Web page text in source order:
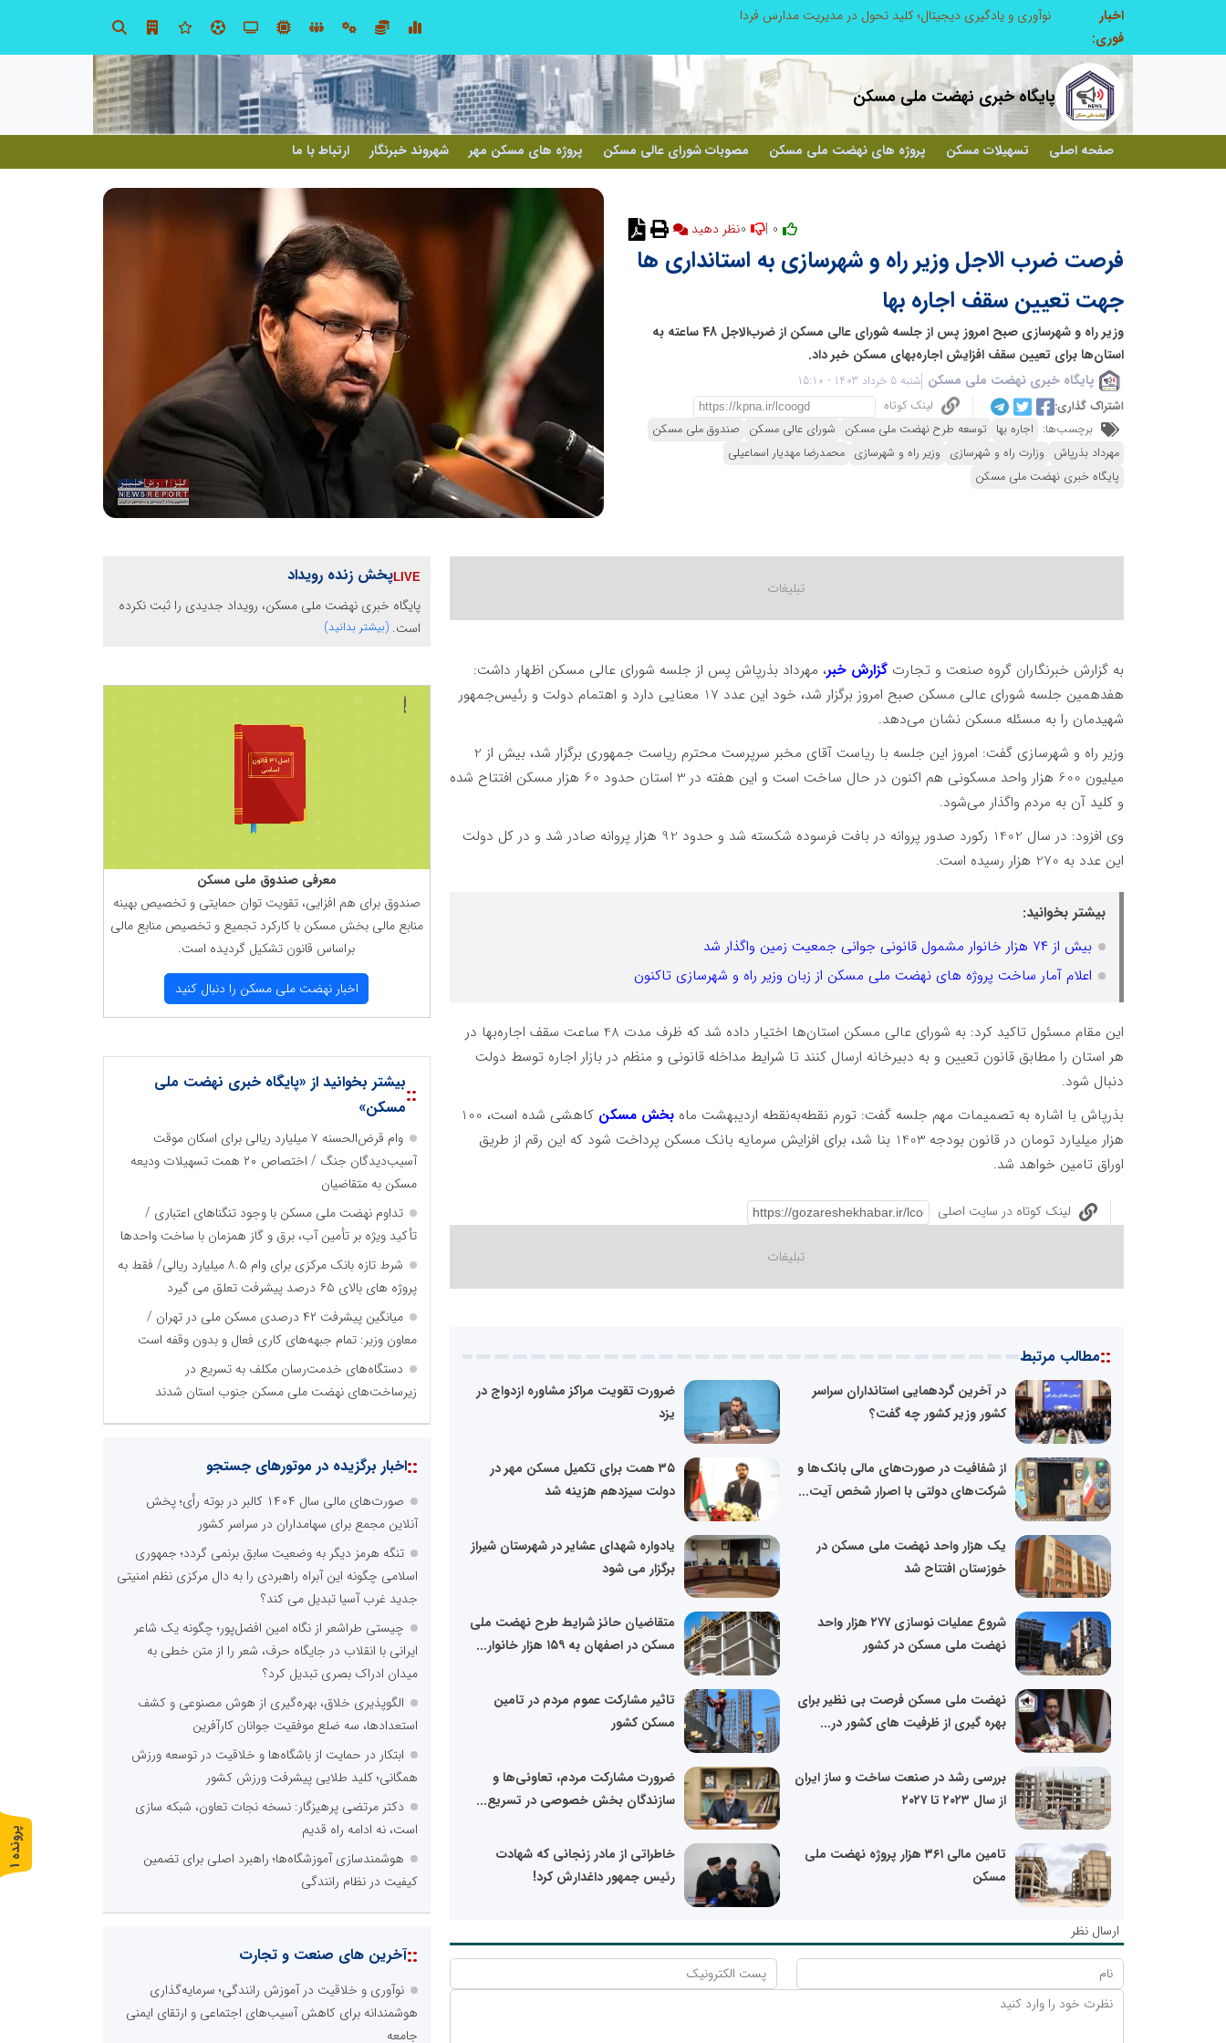
اخبار
فوری:
نوآوری و یادگیری دیجیتال؛ کلید تحول در مدیریت مدارس فردا
پایگاه خبری نهضت ملی مسکن
صفحه اصلی تسهیلات مسکن پروژه های نهضت ملی مسکن مصوبات شورای عالی مسکن پروژه های مسکن مهر شهروند خبرنگار ارتباط با ما
نظر دهید
فرصت ضرب الاجل وزیر راه و شهرسازی به استانداری ها
جهت تعیین سقف اجاره بها
وزیر راه و شهرسازی صبح امروز پس از جلسه شورای عالی مسکن از ضرب‌الاجل 48 ساعته به
استان‌ها برای تعیین سقف افزایش اجاره‌بهای مسکن خبر داد.
پایگاه خبری نهضت ملی مسکن شنبه 5 خرداد 1403 - 15:10
اشتراک گذاری:
لینک کوتاه
برچسب‌ها: اجاره بها توسعه طرح نهضت ملی مسکن شورای عالی مسکن صندوق ملی مسکن
مهرداد بذرپاش وزارت راه و شهرسازی وزیر راه و شهرسازی محمدرضا مهدیار اسماعیلی
پایگاه خبری نهضت ملی مسکن
به گزارش خبرنگاران گروه صنعت و تجارت گزارش خبر، مهرداد بذرپاش پس از جلسه شورای عالی مسکن اظهار داشت:
هفدهمین جلسه شورای عالی مسکن صبح امروز برگزار شد، خود این عدد 17 معنایی دارد و اهتمام دولت و رئیس‌جمهور
شهیدمان را به مسئله مسکن نشان می‌دهد.
وزیر راه و شهرسازی گفت: امروز این جلسه با ریاست آقای مخبر سرپرست محترم ریاست جمهوری برگزار شد، بیش از 2
میلیون 600 هزار واحد مسکونی هم اکنون در حال ساخت است و این هفته در 3 استان حدود 60 هزار مسکن افتتاح شده
و کلید آن به مردم واگذار می‌شود.
وی افزود: در سال 1402 رکورد صدور پروانه در بافت فرسوده شکسته شد و حدود 92 هزار پروانه صادر شد و در کل دولت
این عدد به 270 هزار رسیده است.
بیشتر بخوانید:
بیش از ۷۴ هزار خانوار مشمول قانونی جوانی جمعیت زمین واگذار شد
اعلام آمار ساخت پروژه های نهضت ملی مسکن از زبان وزیر راه و شهرسازی تاکنون
این مقام مسئول تاکید کرد: به شورای عالی مسکن استان‌ها اختیار داده شد که ظرف مدت 48 ساعت سقف اجاره‌بها در
هر استان را مطابق قانون تعیین و به دبیرخانه ارسال کنند تا شرایط مداخله قانونی و منظم در بازار اجاره توسط دولت
دنبال شود.
بذرپاش با اشاره به تصمیمات مهم جلسه گفت: تورم نقطه‌به‌نقطه اردیبهشت ماه بخش مسکن
کاهشی شده است، 100
هزار میلیارد تومان در قانون بودجه 1403 بنا شد، برای افزایش سرمایه بانک مسکن پرداخت شود که این رقم از طریق
اوراق تامین خواهد شد.
لینک کوتاه در سایت اصلی
::مطالب مرتبط
در آخرین گردهمایی استانداران سراسر
کشور وزیر کشور چه گفت؟
ضرورت تقویت مراکز مشاوره ازدواج در
یزد
از شفافیت در صورت‌های مالی بانک‌ها و
شرکت‌های دولتی با اصرار شخص آیت...
۳۵ همت برای تکمیل مسکن مهر در
دولت سیزدهم هزینه شد
یک هزار واحد نهضت ملی مسکن در
خوزستان افتتاح شد
یادواره شهدای عشایر در شهرستان شیراز
برگزار می شود
شروع عملیات نوسازی ۲۷۷ هزار واحد
نهضت ملی مسکن در کشور
متقاضیان حائز شرایط طرح نهضت ملی
مسکن در اصفهان به ۱۵۹ هزار خانوار...
نهضت ملی مسکن فرصت بی نظیر برای
بهره گیری از ظرفیت های کشور در...
تاثیر مشارکت عموم مردم در تامین
مسکن کشور
بررسی رشد در صنعت ساخت و ساز ایران
از سال ۲۰۲۳ تا ۲۰۲۷
ضرورت مشارکت مردم، تعاونی‌ها و
سازندگان بخش خصوصی در تسریع...
تامین مالی ۳۶۱ هزار پروژه نهضت ملی
مسکن
خاطراتی از مادر زنجانی که شهادت
رئیس جمهور داغدارش کرد!
ارسال نظر
پخش زنده رویداد
پایگاه خبری نهضت ملی مسکن، رویداد جدیدی را ثبت نکرده
است. (بیشتر بدانید)
معرفی صندوق ملی مسكن
صندوق برای هم افزایی، تقویت توان حمایتی و تخصیص بهینه
منابع مالی بخش مسكن با كاركرد تجمیع و تخصیص منابع مالی
براساس قانون تشكیل گردیده است.
اخبار نهضت ملی مسكن را دنبال كنید
::بیشتر بخوانید از «پایگاه خبری نهضت ملی
مسکن»
وام قرض‌الحسنه ۷ میلیارد ریالی برای اسکان موقت
آسیب‌دیدگان جنگ / اختصاص ۲۰ همت تسهیلات ودیعه
مسکن به متقاضیان
تداوم نهضت ملی مسکن با وجود تنگناهای اعتباری /
تأکید ویژه بر تأمین آب، برق و گاز همزمان با ساخت واحدها
شرط تازه بانک مرکزی برای وام ۸.۵ میلیارد ریالی/ فقط به
پروژه های بالای ۶۵ درصد پیشرفت تعلق می گیرد
میانگین پیشرفت ۴۲ درصدی مسکن ملی در تهران /
معاون وزیر: تمام جبهه‌های کاری فعال و بدون وقفه است
دستگاه‌های خدمت‌رسان مکلف به تسریع در
زیرساخت‌های نهضت ملی مسکن جنوب استان شدند
::اخبار برگزیده در موتورهای جستجو
صورت‌های مالی سال ۱۴۰۴ کالبر در بوته رأی؛ پخش
آنلاین مجمع برای سهامداران در سراسر کشور
تنگه هرمز دیگر به وضعیت سابق برنمی گردد؛ جمهوری
اسلامی چگونه این آبراه راهبردی را به دال مرکزی نظم امنیتی
جدید غرب آسیا تبدیل می کند؟
چیستی طراشعر از نگاه امین افضل‌پور؛ چگونه یک شاعر
ایرانی با انقلاب در جایگاه حرف، شعر را از متن خطی به
میدان ادراک بصری تبدیل کرد؟
الگوپذیری خلاق، بهره‌گیری از هوش مصنوعی و کشف
استعدادها، سه ضلع موفقیت جوانان کارآفرین
ابتکار در حمایت از باشگاه‌ها و خلاقیت در توسعه ورزش
همگانی؛ کلید طلایی پیشرفت ورزش کشور
دکتر مرتضی پرهیزگار: نسخه نجات تعاون، شبکه سازی
است، نه ادامه راه قدیم
هوشمندسازی آموزشگاه‌ها؛ راهبرد اصلی برای تضمین
کیفیت در نظام رانندگی
::آخرین های صنعت و تجارت
نوآوری و خلاقیت در آموزش رانندگی؛ سرمایه‌گذاری
هوشمندانه برای کاهش آسیب‌های اجتماعی و ارتقای ایمنی
جامعه
پ
ر
و
ن
د
ه
1